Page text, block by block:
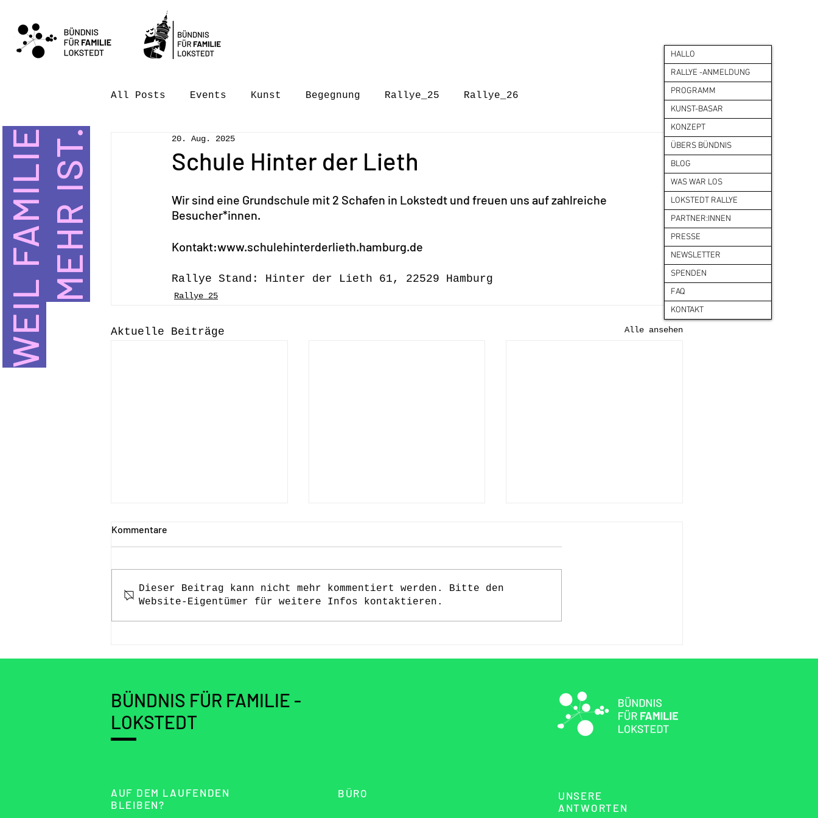
W
E
I
L
F
A
M
I
L
I
E
M
E
H
R
I
S
T.
HALLO
RALLYE -ANMELDUNG
PROGRAMM
KUNST-BASAR
KONZEPT
ÜBERS BÜNDNIS
BLOG
WAS WAR LOS
LOKSTEDT RALLYE
PARTNER:INNEN
PRESSE
NEWSLETTER
SPENDEN
FAQ
KONTAKT
All Posts Events Kunst Begegnung Rallye_25 Rallye_26
Schule Hinter der Lieth
20. Aug. 2025
Wir sind eine Grundschule mit 2 Schafen in Lokstedt und freuen uns auf zahlreiche
Besucher*innen.
Kontakt:www.schulehinterderlieth.hamburg.de
Rallye Stand: Hinter der Lieth 61, 22529 Hamburg
Rallye_25
Aktuelle Beiträge Alle ansehen
Throwback - Lokstedt Rallye
Bündnis für Familie -
Kommentare
Dieser Beitrag kann nicht mehr kommentiert werden. Bitte den
Website-Eigentümer für weitere Infos kontaktieren.
BÜNDNIS FÜR FAMILIE -
LOKSTEDT
AUF DEM LAUFENDEN
BLEIBEN?
BÜRO
UNSERE
ANTWORTEN